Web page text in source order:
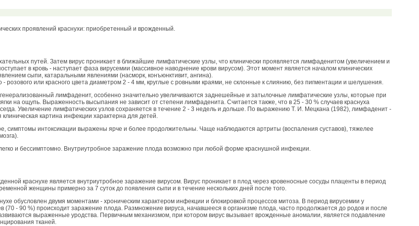
проявлений краснухи: приобретенный и врожденный.
путей. Затем вирус проникает в ближайшие лимфатические узлы, что клинически проявляется лимфаденитом (увеличением и
в кровь - наступает фаза вирусемии (массивное наводнение крови вирусом). Этот момент является началом клинических
сыпи, катаральными явлениями (насморк, конъюнктивит, ангина).
розового или красного цвета диаметром 2 - 4 мм, круглые с ровными краями, не склонные к слиянию, без пигментации и шелушения.
лимфаденит, особенно значительно увеличиваются заднешейные и затылочные лимфатические узлы, которые при
на ощупь. Выраженность высыпания не зависит от степени лимфаденита. Считается также, что в 25 - 30 % случаев краснуха
Увеличение лимфатических узлов сохраняется в течение 2 - 3 недель и дольше. По выражению Т. И. Мецкана (1982), лимфаденит -
картина инфекции характерна для детей.
симптомы интоксикации выражены ярче и более продолжительны. Чаще наблюдаются артриты (воспаления суставов), тяжелее
и бессимптомно. Внутриутробное заражение плода возможно при любой форме краснушной инфекции.
краснухе является внутриутробное заражение вирусом. Вирус проникает в плод через кровеносные сосуды плаценты в период
женщины примерно за 7 суток до появления сыпи и в течение нескольких дней после того.
обусловлен двумя моментами - хроническим характером инфекции и блокировкой процессов митоза. В период вирусемии у
(70 - 90 %) происходит заражение плода. Размножение вируса, начавшееся в организме плода, часто продолжается до родов и после
выраженные уродства. Первичным механизмом, при котором вирус вызывает врожденные аномалии, является подавление
тканей.